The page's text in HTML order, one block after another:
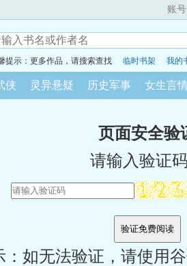
账号
提示：更多作品，请搜索查找 临时书架 我的
侠 灵异悬疑 历史军事 女生言情
页面安全验
请输入验证码
如无法验证，请使用谷